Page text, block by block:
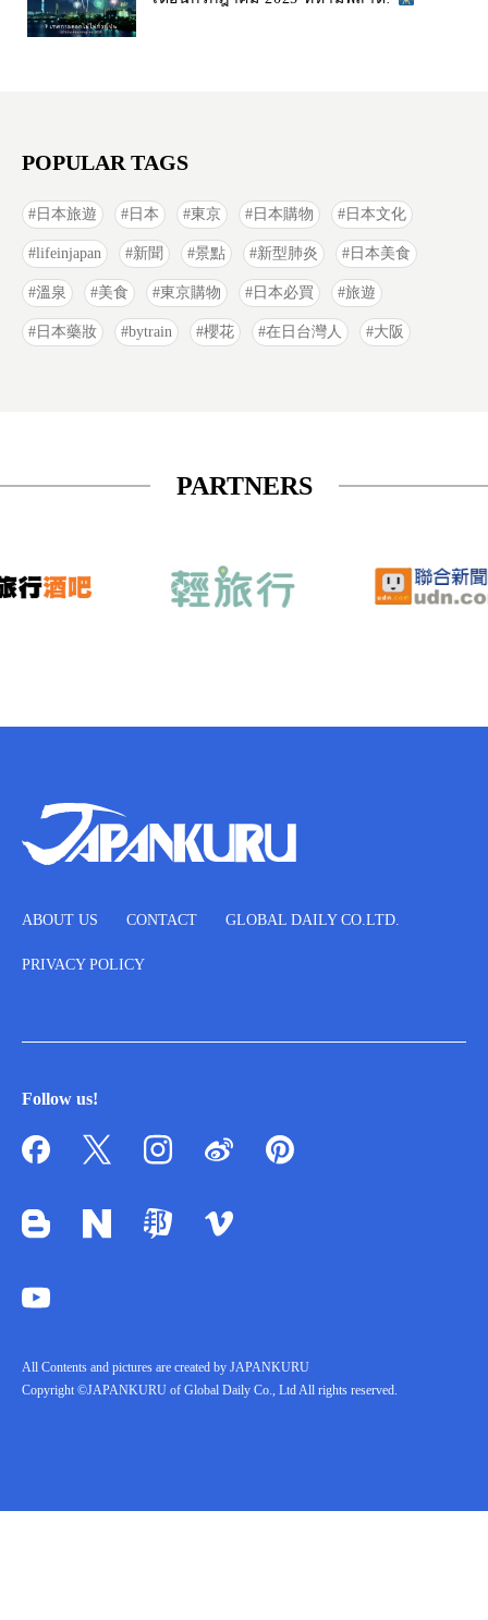
POPULAR TAGS
日本旅遊 日本 東京 日本購物 日本文化
lifeinjapan 新聞 景點 新型肺炎 日本美食
溫泉 美食 東京購物 日本必買 旅遊
日本藥妝 bytrain 櫻花 在日台灣人 大阪
PARTNERS
ABOUT US CONTACT GLOBAL DAILY CO.LTD.
PRIVACY POLICY
Follow us!
All Contents and pictures are created by JAPANKURU
Copyright ©JAPANKURU of Global Daily Co., Ltd All rights reserved.